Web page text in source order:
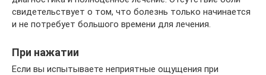
свидетельствует о том, что болезнь только начинается
и не потребует большого времени для лечения.
При нажатии
Если вы испытываете неприятные ощущения при